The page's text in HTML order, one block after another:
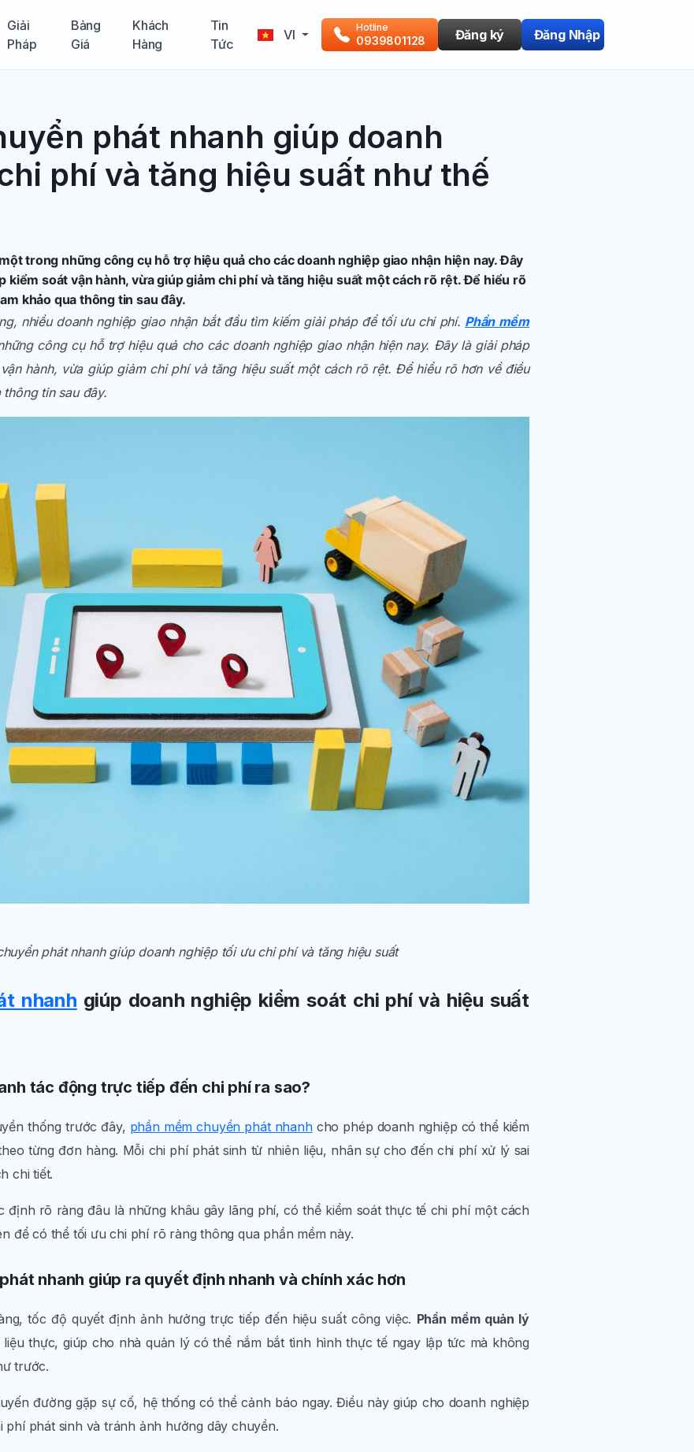
Giải
Pháp
Bảng
Giá
Khách
Hàng
Tin
Tức
VI Hotline
0939801128 Đăng ký Đăng Nhập
phát nhanh giúp doanh
phí và tăng hiệu suất như thế
trong những công cụ hỗ trợ hiệu quả cho các doanh nghiệp giao nhận hiện nay. Đây
kiểm soát vận hành, vừa giúp giảm chi phí và tăng hiệu suất một cách rõ rệt. Để hiểu rõ
khảo qua thông tin sau đây.
nhiều doanh nghiệp giao nhận bắt đầu tìm kiếm giải pháp để tối ưu chi phí. Phần mềm
công cụ hỗ trợ hiệu quả cho các doanh nghiệp giao nhận hiện nay. Đây là giải pháp
hành, vừa giúp giảm chi phí và tăng hiệu suất một cách rõ rệt. Để hiểu rõ hơn về điều
tin sau đây.
phát nhanh giúp doanh nghiệp tối ưu chi phí và tăng hiệu suất
nhanh giúp doanh nghiệp kiểm soát chi phí và hiệu suất
tác động trực tiếp đến chi phí ra sao?
thống trước đây, phần mềm chuyển phát nhanhcho phép doanh nghiệp có thể kiểm
từng đơn hàng. Mỗi chi phí phát sinh từ nhiên liệu, nhân sự cho đến chi phí xử lý sai
chi tiết.
định rõ ràng đâu là những khâu gây lãng phí, có thể kiểm soát thực tế chi phí một cách
để có thể tối ưu chi phí rõ ràng thông qua phần mềm này.
nhanh giúp ra quyết định nhanh và chính xác hơn
tốc độ quyết định ảnh hưởng trực tiếp đến hiệu suất công việc. Phần mềm quản lý
thực, giúp cho nhà quản lý có thể nắm bắt tình hình thực tế ngay lập tức mà không
trước.
đường gặp sự cố, hệ thống có thể cảnh báo ngay. Điều này giúp cho doanh nghiệp
phát sinh và tránh ảnh hưởng dây chuyền.